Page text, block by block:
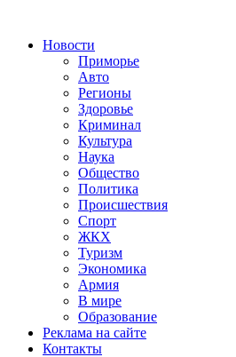
Новости
Приморье
Авто
Регионы
Здоровье
Криминал
Культура
Наука
Общество
Политика
Происшествия
Спорт
ЖКХ
Туризм
Экономика
Армия
В мире
Образование
Реклама на сайте
Контакты